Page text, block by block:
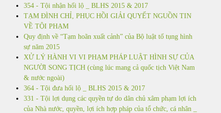
354 - Tội nhận hối lộ _ BLHS 2015 & 2017
TẠM ĐÌNH CHỈ, PHỤC HỒI GIẢI QUYẾT NGUỒN TIN
VỀ TỘI PHẠM
Quy định về “Tạm hoãn xuất cảnh” của Bộ luật tố tụng hình
sự năm 2015
XỬ LÝ HÀNH VI VI PHẠM PHÁP LUẬT HÌNH SỰ CỦA
NGƯỜI SONG TỊCH (cùng lúc mang cả quốc tịch Việt Nam
& nước ngoài)
364 - Tội đưa hối lộ _ BLHS 2015 & 2017
331 - Tội lợi dụng các quyền tự do dân chủ xâm phạm lợi ích
của Nhà nước, quyền, lợi ích hợp pháp của tổ chức, cá nhân _